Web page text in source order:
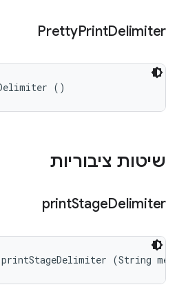
PrettyPrintDelimiter
()
שיטות ציבוריות
printStageDelimiter
(String